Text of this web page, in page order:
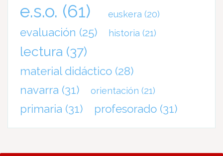
e.s.o. (61) euskera (20)
evaluación (25) historia (21)
lectura (37)
material didáctico (28)
navarra (31) orientación (21)
primaria (31) profesorado (31)